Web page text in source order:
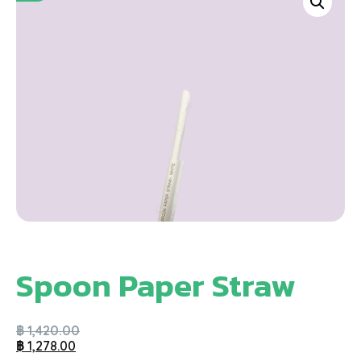
Spoon Paper Straw
฿1,420.00
฿ 1,278.00